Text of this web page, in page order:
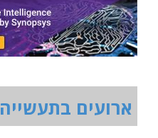
ארועים בתעשייה